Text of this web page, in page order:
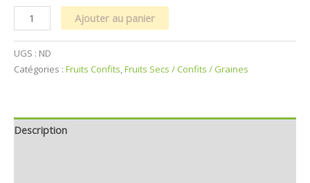
Ajouter au panier
UGS : ND
Catégories : Fruits Confits,Fruits Secs / Confits / Graines
Description